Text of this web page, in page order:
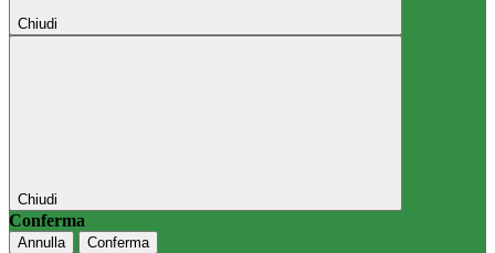
Chiudi
Chiudi
Conferma
Annulla Conferma